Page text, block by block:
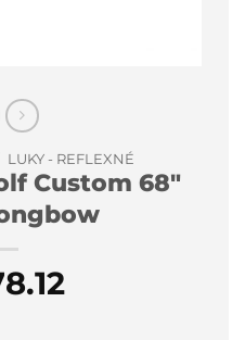
LUKY - REFLEXNÉ
Custom 68″